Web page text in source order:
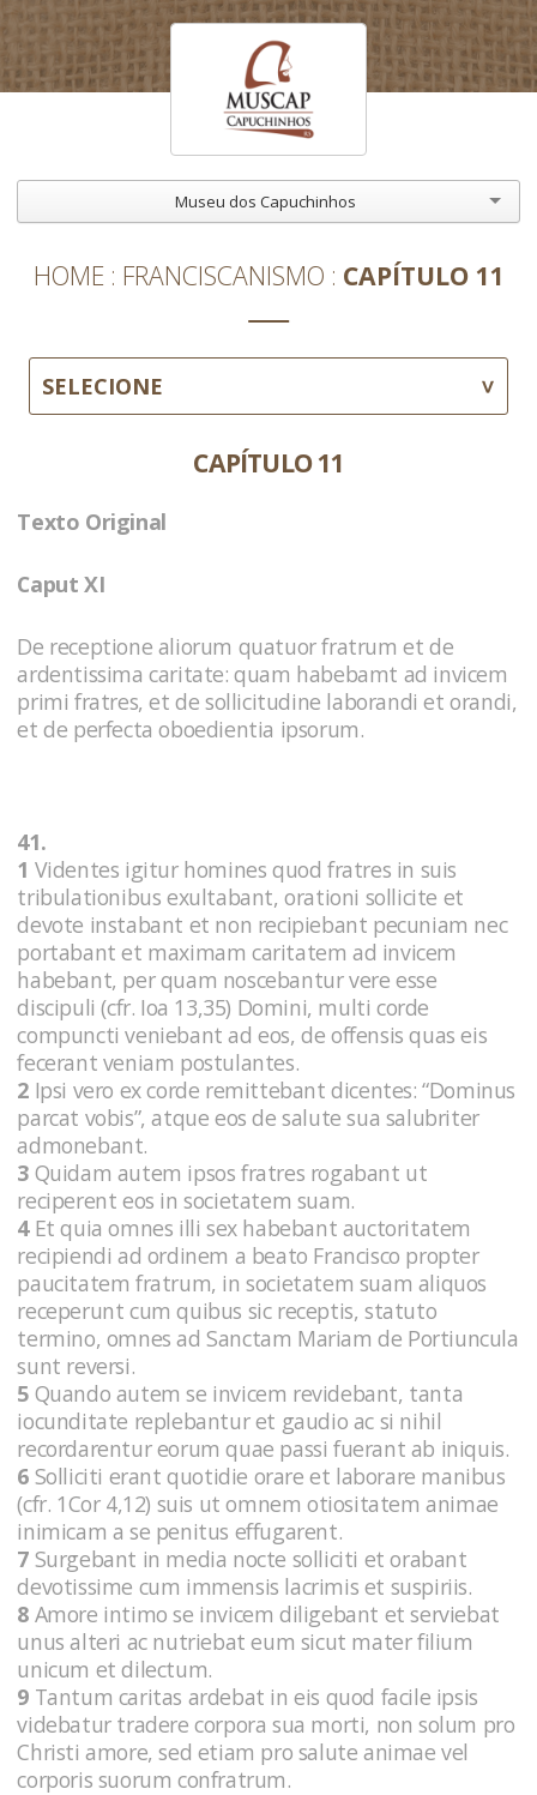
Museu dos Capuchinhos
HOME FRANCISCANISMO CAPÍTULO 11
SELECIONE
CAPÍTULO 11
Texto Original
Caput XI
De receptione aliorum quatuor fratrum et de
ardentissima caritate: quam habebamt ad invicem
primi fratres, et de sollicitudine laborandi et orandi,
et de perfecta oboedientia ipsorum.
41.
1 Videntes igitur homines quod fratres in suis
tribulationibus exultabant, orationi sollicite et
devote instabant et non recipiebant pecuniam nec
portabant et maximam caritatem ad invicem
habebant, per quam noscebantur vere esse
discipuli (cfr. Ioa 13,35) Domini, multi corde
compuncti veniebant ad eos, de offensis quas eis
fecerant veniam postulantes.
2 Ipsi vero ex corde remittebant dicentes: “Dominus
parcat vobis”, atque eos de salute sua salubriter
admonebant.
3 Quidam autem ipsos fratres rogabant ut
reciperent eos in societatem suam.
4Et quia omnes illi sex habebant auctoritatem
recipiendi ad ordinem a beato Francisco propter
paucitatem fratrum, in societatem suam aliquos
receperunt cum quibus sic receptis, statuto
termino, omnes ad Sanctam Mariam de Portiuncula
sunt reversi.
5 Quando autem se invicem revidebant, tanta
iocunditate replebantur et gaudio ac si nihil
recordarentur eorum quae passi fuerant ab iniquis.
6 Solliciti erant quotidie orare et laborare manibus
(cfr. 1Cor 4,12) suis ut omnem otiositatem animae
inimicam a se penitus effugarent.
7 Surgebant in media nocte solliciti et orabant
devotissime cum immensis lacrimis et suspiriis.
8 Amore intimo se invicem diligebant et serviebat
unus alteri ac nutriebat eum sicut mater filium
unicum et dilectum.
9 Tantum caritas ardebat in eis quod facile ipsis
videbatur tradere corpora sua morti, non solum pro
Christi amore, sed etiam pro salute animae vel
corporis suorum confratrum.